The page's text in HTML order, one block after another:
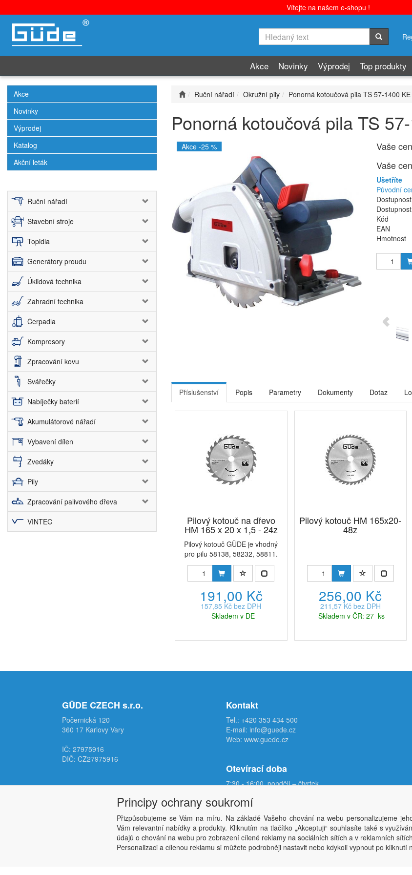
Vítejte na našem e-shopu !
Akce Novinky Výprodej Top produkty
Akce
Novinky
Výprodej
Katalog
Akční leták
Ruční nářadí
Stavební stroje
Topidla
Generátory proudu
Úklidová technika
Zahradní technika
Čerpadla
Kompresory
Zpracování kovu
Svářečky
Nabíječky baterií
Akumulátorové nářadí
Vybavení dílen
Zvedáky
Pily
Zpracování palivového dřeva
VINTEC
Ruční nářadí Okružní pily Ponorná kotoučová pila TS 57-1400
Ponorná kotoučová pila TS
Akce -25 % Vaše
Vaše
Ušetříte
Původní
Kód
EAN
Hmotnost
Příslušenství Popis Parametry Dokumenty Dotaz
Pilový kotouč na dřevo
HM 165 x 20 x 1,5 - 24z
Pilový kotouč GÜDE je vhodný
pro pilu 58138, 58232, 58811.
191,00 Kč
157,85 Kč bez DPH
Skladem v DE
Pilový kotouč HM 165x20-
48z
256,00 Kč
211,57 Kč bez DPH
Skladem v ČR: 27 ks
GÜDE CZECH s.r.o.
Počernická 120
360 17 Karlovy Vary
IČ: 27975916
DIČ: CZ27975916
Kontakt
Tel.: +420 353 434 500
E-mail: info@guede.cz
Web: www.guede.cz
Otevírací doba
7:30 - 16:00, pondělí – čtvrtek
Copyright © ABRA Software a.s. 2026,powered by ABRA
Principy ochrany soukromí
Přizpůsobujeme se Vám na míru. Na základě Vašeho chování na webu personalizujeme
Vám relevantní nabídky a produkty. Kliknutím na tlačítko „Akceptuji“ souhlasíte také s
údajů o chování na webu pro zobrazení cílené reklamy na sociálních sítích a v reklamních
Personalizaci a cílenou reklamu si můžete podrobněji nastavit nebo kdykoli vypnout po kliknutí